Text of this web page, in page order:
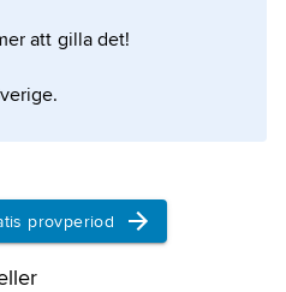
att gilla det!
provperiod